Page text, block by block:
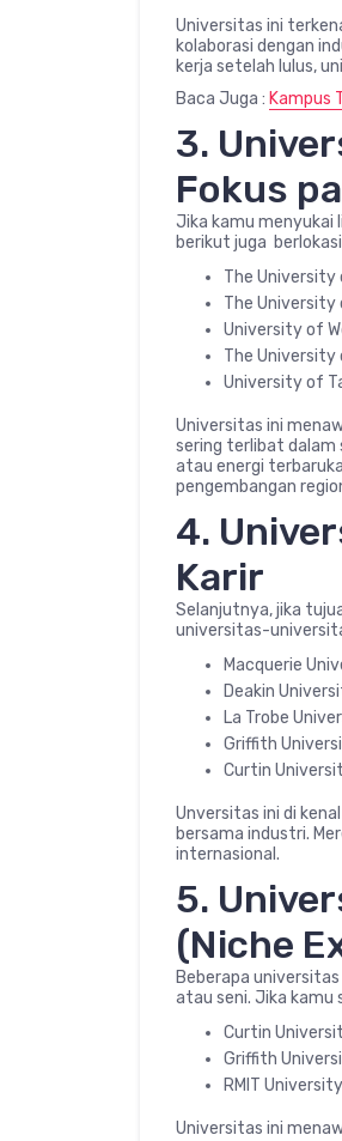
Universitas ini
kolaborasi dengan
kerja setelah lulus,
Baca Juga : Kampus
3.
Fokus
Jika kamu menyukai
berikut juga
The University
The University
University of
The
University of
Universitas ini
sering terlibat dalam
atau energi
pengembangan
4.
Karir
Selanjutnya, jika
universitas-
Macquerie
Deakin
La Trobe
Griffith
Curtin
Unversitas ini di
bersama industri.
internasional.
5.
(Niche
Beberapa
atau seni. Jika kamu
Curtin
Griffith
RMIT
Universitas ini